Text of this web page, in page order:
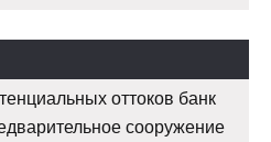
оттоков банк
сооружение